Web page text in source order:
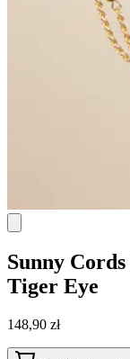
Sunny Cords
Tiger Eye
148,90 zł